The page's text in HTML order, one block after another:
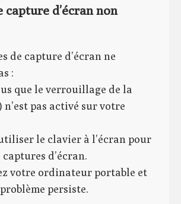
capture d’écran non
de capture d’écran ne
:
que le verrouillage de la
pas activé sur votre
le clavier à l’écran pour
d’écran.
votre ordinateur portable et
persiste.